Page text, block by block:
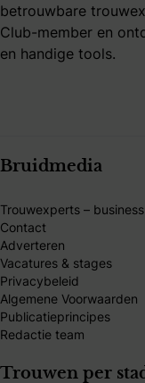
betrouwbare
Club-member en
en handige tools.
Bruidmedia
Trouwexperts –
Contact
Adverteren
Vacatures & stages
Privacybeleid
Algemene Voorwaarden
Publicatieprincipes
Redactie team
Trouwen per